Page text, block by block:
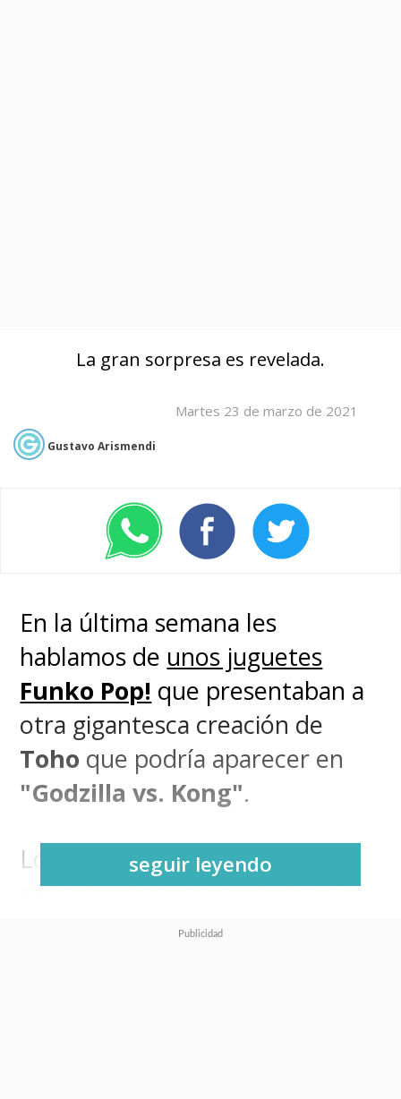
La gran sorpresa es revelada.
Martes 23 de marzo de 2021
Gustavo Arismendi
En la última semana les
hablamos de unos juguetes
Funko Pop! que presentaban a
otra gigantesca creación de
Toho que podría aparecer en
"Godzilla vs. Kong".
Lo decíamos en condicional,
pues muchas veces una figura
de acción inspirada en una
seguir leyendo